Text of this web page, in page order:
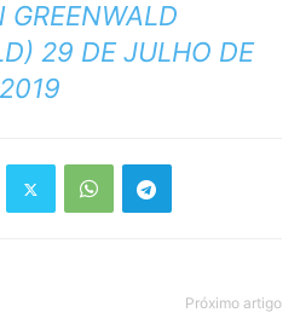
29 DE JULHO DE
2019
Próximo artigo